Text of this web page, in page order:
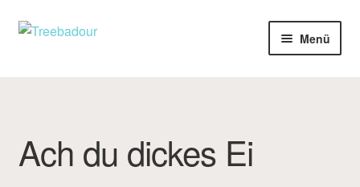
Zur
Zum
Menü
Handpuppen-Spiel
Ach du dickes Ei